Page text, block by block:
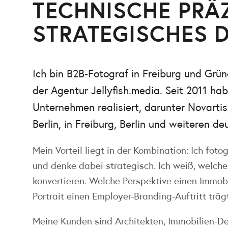
TECHNISCHE
STRATEGISCHES
Ich bin B2B-Fotograf in Freiburg und
der Agentur Jellyfish.media. Seit 2011
Unternehmen realisiert, darunter
Berlin, in Freiburg, Berlin und weiteren
Mein Vorteil liegt in der Kombination: Ich
und denke dabei strategisch. Ich weiß,
konvertieren. Welche Perspektive einen
Portrait einen Employer-Branding-Auftritt
Meine Kunden sind Architekten, Immobilien-